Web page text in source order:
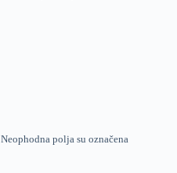
Neophodna polja su označena